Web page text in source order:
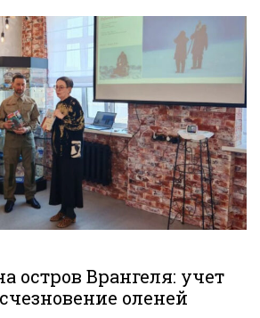
остров Врангеля: учет
оленей